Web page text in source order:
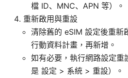
檔 ID、MNC、APN 等）。
重新啟用與重設
清除舊的 eSIM 設定後重新
行動資料計畫，再新增。
如有必要，執行網路設定
是 設定 > 系統 > 重設）。